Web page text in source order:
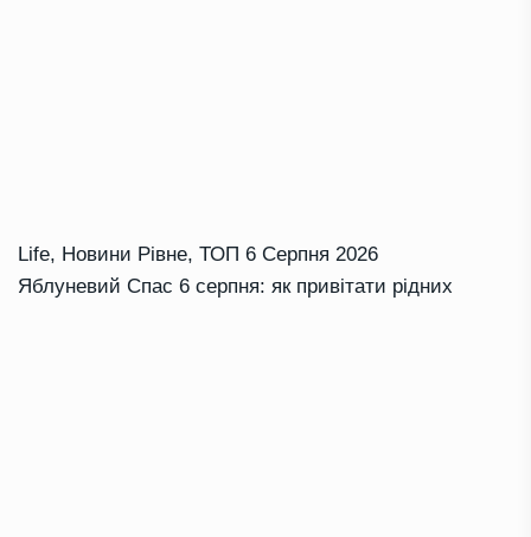
Life, Новини Рівне, ТОП 6 Серпня 2026
Яблуневий Спас 6 серпня: як привітати рідних